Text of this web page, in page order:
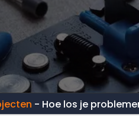
- Hoe los je